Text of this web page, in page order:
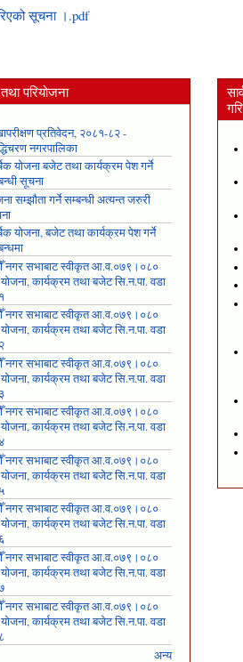
सूचना ।.pdf
परियोजना
प्रतिवेदन, २०८१-८२ -
नगरपालिका
योजना बजेट तथा कार्यक्रम पेश गर्ने
सूचना
सम्झौता गर्ने सम्बन्धी अत्यन्त जरुरी
योजना, बजेट तथा कार्यक्रम पेश गर्ने
नगर सभाबाट स्वीकृत आ.व.०७९।०८०
कार्यक्रम तथा बजेट सि.न.पा. वडा
नगर सभाबाट स्वीकृत आ.व.०७९।०८०
कार्यक्रम तथा बजेट सि.न.पा. वडा
नगर सभाबाट स्वीकृत आ.व.०७९।०८०
कार्यक्रम तथा बजेट सि.न.पा. वडा
नगर सभाबाट स्वीकृत आ.व.०७९।०८०
कार्यक्रम तथा बजेट सि.न.पा. वडा
नगर सभाबाट स्वीकृत आ.व.०७९।०८०
कार्यक्रम तथा बजेट सि.न.पा. वडा
नगर सभाबाट स्वीकृत आ.व.०७९।०८०
कार्यक्रम तथा बजेट सि.न.पा. वडा
नगर सभाबाट स्वीकृत आ.व.०७९।०८०
कार्यक्रम तथा बजेट सि.न.पा. वडा
नगर सभाबाट स्वीकृत आ.व.०७९।०८०
कार्यक्रम तथा बजेट सि.न.पा. वडा
अन्य